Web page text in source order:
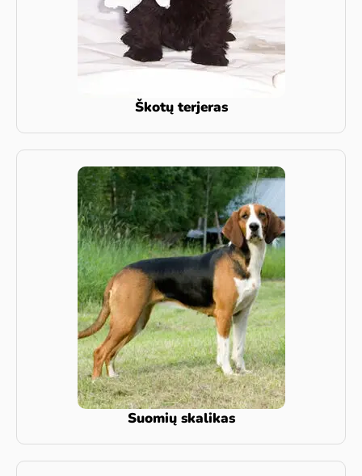
Škotų terjeras
Suomių skalikas